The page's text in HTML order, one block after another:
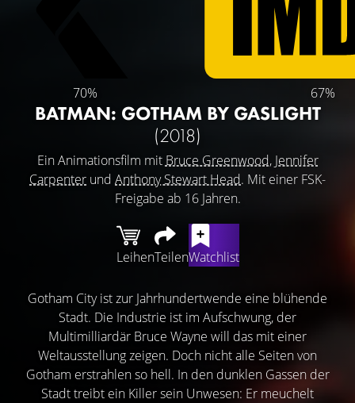
70% 67%
BATMAN: GOTHAM BY GASLIGHT
(2018)
Ein Animationsfilm mit Bruce Greenwood, Jennifer
Carpenter und Anthony Stewart Head. Mit einer FSK-
Freigabe ab 16 Jahren.
LeihenTeilenWatchlist
Gotham City ist zur Jahrhundertwende eine blühende
Stadt. Die Industrie ist im Aufschwung, der
Multimilliardär Bruce Wayne will das mit einer
Weltausstellung zeigen. Doch nicht alle Seiten von
Gotham erstrahlen so hell. In den dunklen Gassen der
Stadt treibt ein Killer sein Unwesen: Er meuchelt